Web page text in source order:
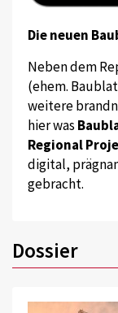
Die neuen
Neben dem
(ehem.
weitere
hier was
Regional
digital,
gebracht.
Dossier